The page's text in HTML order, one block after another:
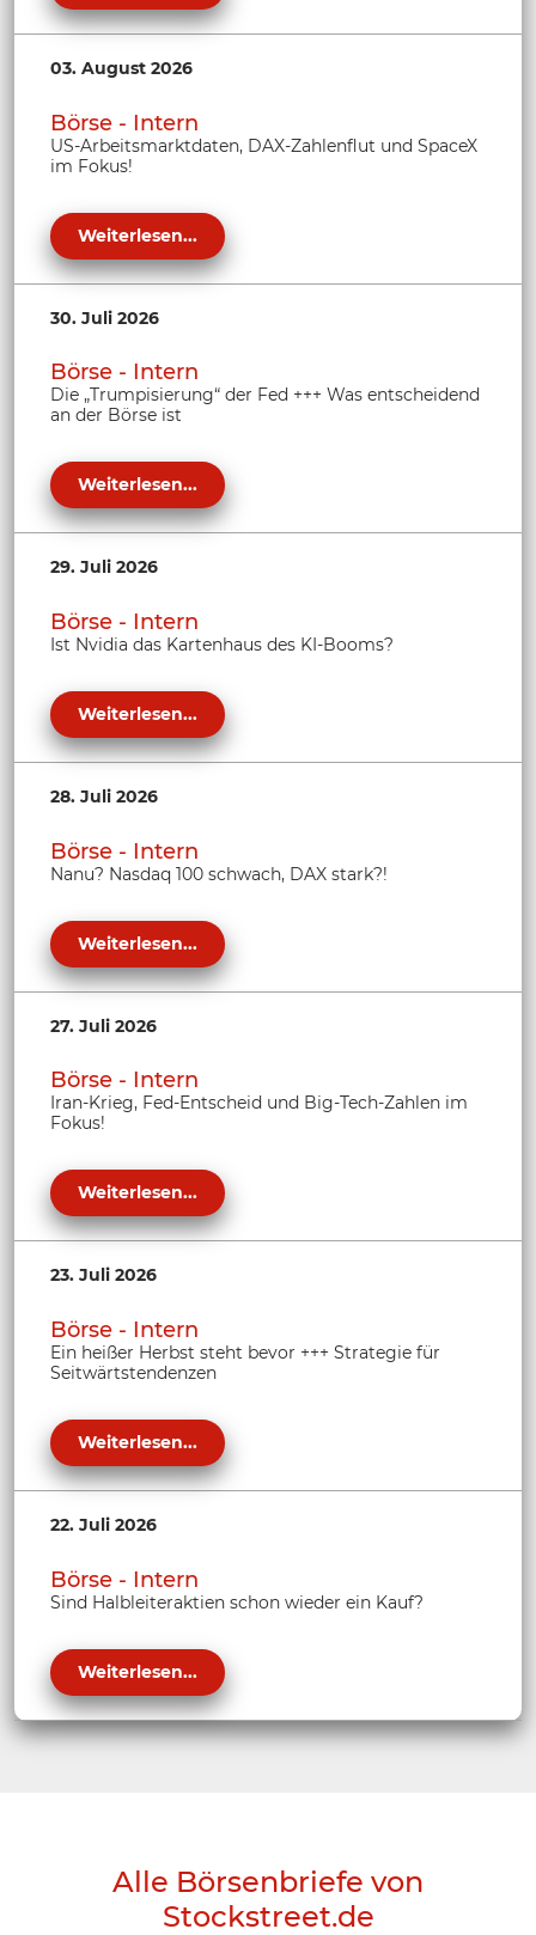
03. August 2026
Börse - Intern
US-Arbeitsmarktdaten, DAX-Zahlenflut und SpaceX
im Fokus!
Weiterlesen...
30. Juli 2026
Börse - Intern
Die „Trumpisierung“ der Fed +++ Was entscheidend
an der Börse ist
Weiterlesen...
29. Juli 2026
Börse - Intern
Ist Nvidia das Kartenhaus des KI-Booms?
Weiterlesen...
28. Juli 2026
Börse - Intern
Nanu? Nasdaq 100 schwach, DAX stark?!
Weiterlesen...
27. Juli 2026
Börse - Intern
Iran-Krieg, Fed-Entscheid und Big-Tech-Zahlen im
Fokus!
Weiterlesen...
23. Juli 2026
Börse - Intern
Ein heißer Herbst steht bevor +++ Strategie für
Seitwärtstendenzen
Weiterlesen...
22. Juli 2026
Börse - Intern
Sind Halbleiteraktien schon wieder ein Kauf?
Weiterlesen...
Alle Börsenbriefe von
Stockstreet.de